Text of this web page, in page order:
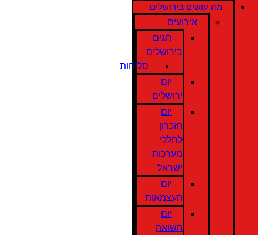
מה עושים בירושלים
אירועים
חגים
בירושלים
סליחות
יום
ירושלים
יום
הזכרון
לחללי
מערכות
ישראל
יום
העצמאות
יום
השואה